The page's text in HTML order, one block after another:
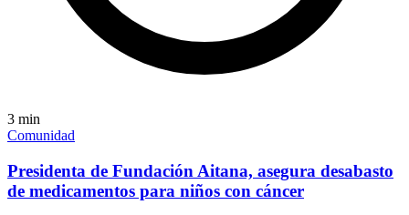
3 min
Comunidad
Presidenta de Fundación Aitana, asegura desabasto
de medicamentos para niños con cáncer